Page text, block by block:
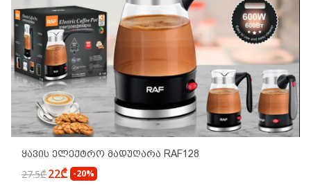
Ყავის Ელექტრო Მადუღარა RAF128
27.5₾22₾ -20%